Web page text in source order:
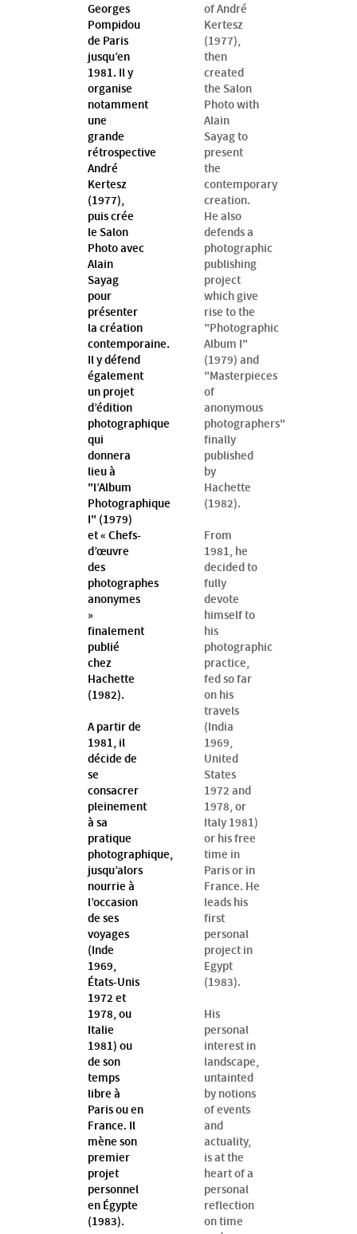
Georges
Pompidou
de Paris
jusqu’en
1981. Il y
organise
notamment
une
grande
rétrospective
André
Kertesz
(1977),
puis crée
le Salon
Photo avec
Alain
Sayag
pour
présenter
la création
contemporaine.
Il y défend
également
un projet
d’édition
photographique
qui
donnera
lieu à
"l’Album
Photographique
I" (1979)
et « Chefs-
d’œuvre
des
photographes
anonymes
»
finalement
publié
chez
Hachette
(1982).
A partir de
1981, il
décide de
se
consacrer
pleinement
à sa
pratique
photographique,
jusqu’alors
nourrie à
l’occasion
de ses
voyages
(Inde
1969,
États-Unis
1972 et
1978, ou
Italie
1981) ou
de son
temps
libre à
Paris ou en
France. Il
mène son
premier
projet
personnel
en Égypte
(1983).
of André
Kertesz
(1977),
then
created
the Salon
Photo with
Alain
Sayag to
present
the
contemporary
creation.
He also
defends a
photographic
publishing
project
which give
rise to the
"Photographic
Album I"
(1979) and
"Masterpieces
of
anonymous
photographers"
finally
published
by
Hachette
(1982).
From
1981, he
decided to
fully
devote
himself to
his
photographic
practice,
fed so far
on his
travels
(India
1969,
United
States
1972 and
1978, or
Italy 1981)
or his free
time in
Paris or in
France. He
leads his
first
personal
project in
Egypt
(1983).
His
personal
interest in
landscape,
untainted
by notions
of events
and
actuality,
is at the
heart of a
personal
reflection
on time